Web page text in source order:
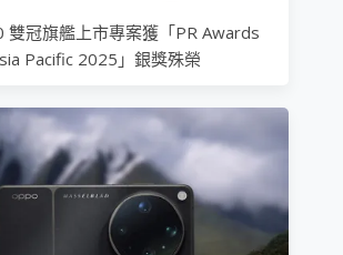
雙冠旗艦上市專案獲「PR Awards
Pacific 2025」銀獎殊榮